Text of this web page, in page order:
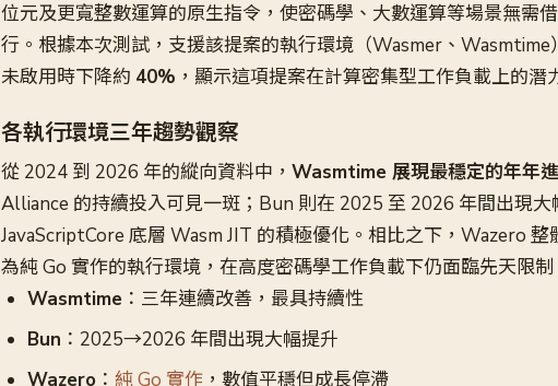
位元及更寬整數運算的原生指令，使密碼學、大數運算等場景無需
行。根據本次測試，支援該提案的執行環境（Wasmer、
未啟用時下降約 40% ，顯示這項提案在計算密集型工作負載上的潛
各執行環境三年趨勢觀察
從 2024 到 2026 年的縱向資料中， Wasmtime 展現最穩定的年年
Alliance 的持續投入可見一斑；Bun 則在 2025 至 2026 年間出現大
JavaScriptCore 底層 Wasm JIT 的積極優化。相比之下，Wazero
為純 Go 實作的執行環境，在高度密碼學工作負載下仍面臨先天限制
Wasmtime ：三年連續改善，最具持續性
Bun ：2025→2026 年間出現大幅提升
Wazero ： 純 Go 實作 ，數值平穩但成長停滯